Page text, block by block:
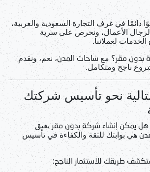
دائمًا في غرف التجارة السعودية والعربية،
لرجال الأعمال، ونحرص على سرية
لعملائنا.
بدون مقر؟ مع ساحات المدن، نعم، ونقدم
ناجح ومتكامل.
نحو تأسيس شركتك
هل يمكن إنشاء شركة بدون مقريعيق
هي بوابتك للثقة والكفاءة في تأسيس
طريقك للاستثمار الناجح: